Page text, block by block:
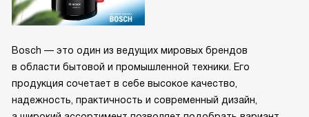
Bosch — это один из ведущих мировых брендов
в области бытовой и промышленной техники. Его
продукция сочетает в себе высокое качество,
надежность, практичность и современный дизайн,